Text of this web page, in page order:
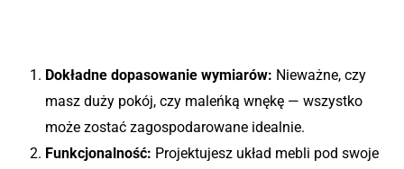
Dokładne dopasowanie wymiarów: Nieważne, czy
masz duży pokój, czy maleńką wnękę — wszystko
może zostać zagospodarowane idealnie.
Funkcjonalność: Projektujesz układ mebli pod swoje